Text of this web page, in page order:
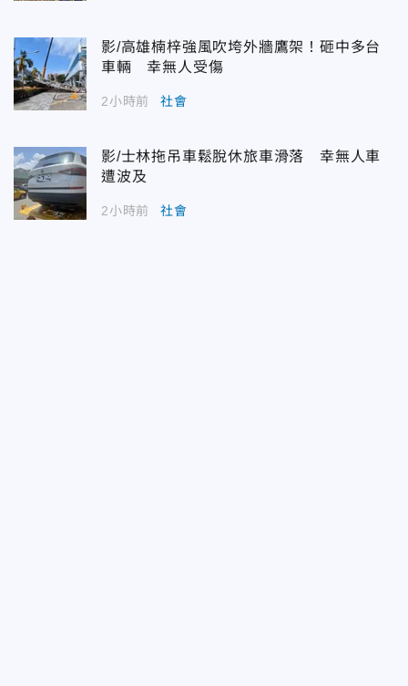
影/高雄楠梓強風吹垮外牆鷹架！砸中多台
車輛 幸無人受傷
2小時前 社會
影/士林拖吊車鬆脫休旅車滑落 幸無人車
遭波及
2小時前 社會